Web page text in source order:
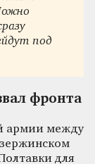
под
фронта
армии между
для